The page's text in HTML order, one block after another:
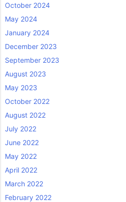
October 2024
May 2024
January 2024
December 2023
September 2023
August 2023
May 2023
October 2022
August 2022
July 2022
June 2022
May 2022
April 2022
March 2022
February 2022